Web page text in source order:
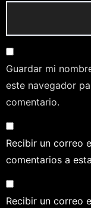
Guardar mi
este navegador
comentario.
Recibir un correo
comentarios a
Recibir un correo